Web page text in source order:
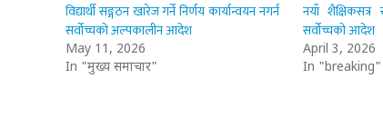
विद्यार्थी सङ्गठन खारेज गर्ने निर्णय कार्यान्वयन नगर्न
सर्वोच्चको अल्पकालीन आदेश
May 11, 2026
In "मुख्य समाचार"
नयाँ
सर्वोच्चको आदेश
April 3, 2026
In "breaking"